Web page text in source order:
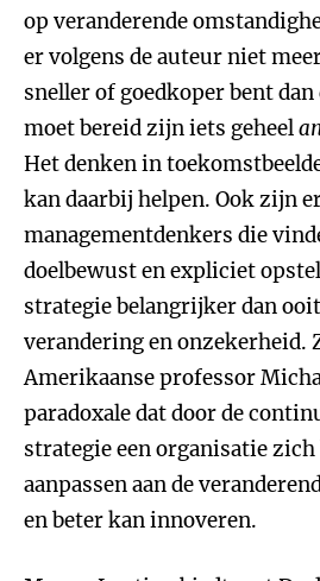
op veranderende
er volgens de auteur niet
sneller of goedkoper bent
moet bereid zijn iets geheel
Het denken in
kan daarbij helpen. Ook zijn
managementdenkers die
doelbewust en expliciet
strategie belangrijker dan
verandering en onzekerheid.
Amerikaanse professor
paradoxale dat door de
strategie een organisatie
aanpassen aan de
en beter kan innoveren.